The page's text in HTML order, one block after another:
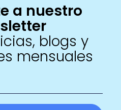
a nuestro
blogs y
mensuales